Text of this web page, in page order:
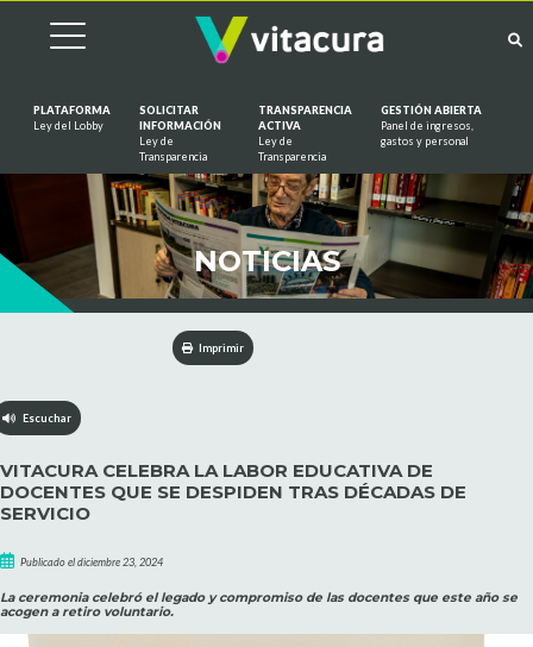
PLATAFORMA
Ley del Lobby
SOLICITAR
INFORMACIÓN
Ley de
Transparencia
TRANSPARENCIA
ACTIVA
Ley de
Transparencia
GESTIÓN ABIERTA
Panel de ingresos,
gastos y personal
NOTICIAS
Imprimir
Escuchar
VITACURA CELEBRA LA LABOR EDUCATIVA DE
DOCENTES QUE SE DESPIDEN TRAS DÉCADAS DE
SERVICIO
Publicado el diciembre 23, 2024
La ceremonia celebró el legado y compromiso de las docentes que este año se
acogen a retiro voluntario.